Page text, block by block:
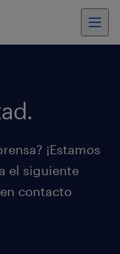
¡Estamos
el siguiente
contacto